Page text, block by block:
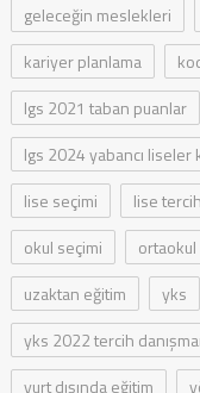
geleceğin meslekleri
kariyer planlama
lgs 2021 taban puanlar
lgs 2024 yabancı liseler
lise seçimi
lise
okul seçimi
uzaktan eğitim
yks
yks 2022 tercih
yurt dışında eğitim